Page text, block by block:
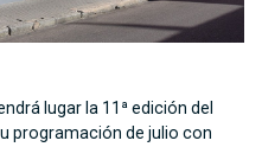
lugar la 11ª edición del
programación de julio con